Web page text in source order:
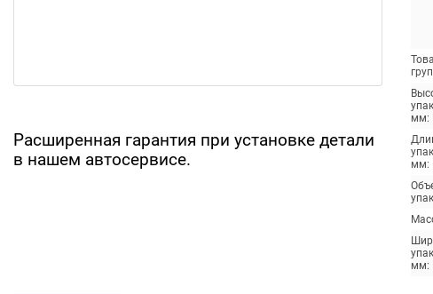
Расширенная гарантия при установке детали
в нашем автосервисе.
мм:
мм:
мм: